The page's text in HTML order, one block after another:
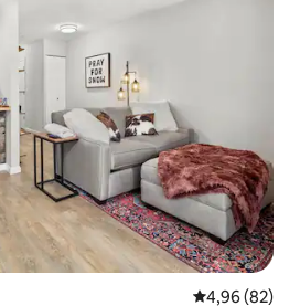
Gemiddelde
4,96 (82)